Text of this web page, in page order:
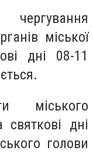
міської
дні 08-11
міського
святкові дні
голови